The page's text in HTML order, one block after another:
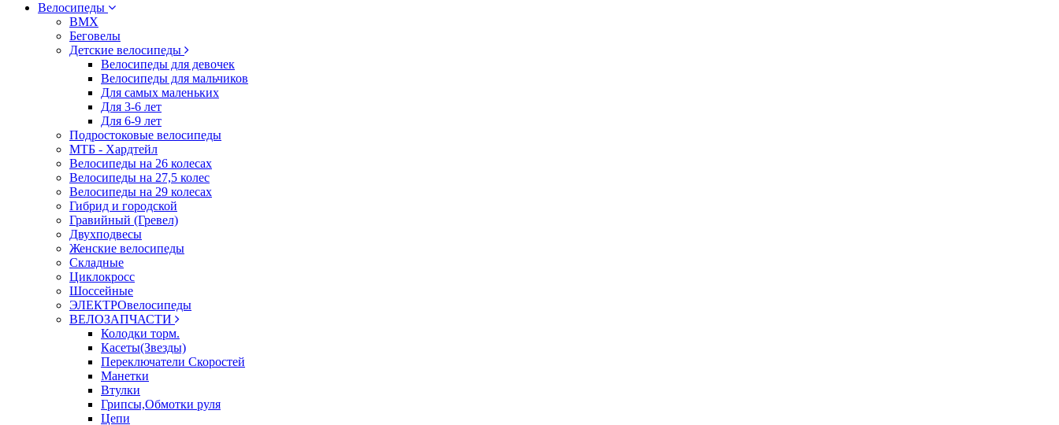
Велосипеды
BMX
Беговелы
Детские велосипеды
Велосипеды для девочек
Велосипеды для мальчиков
Для самых маленьких
Для 3-6 лет
Для 6-9 лет
Подростоковые велосипеды
МТБ - Хардтейл
Велосипеды на 26 колесах
Велосипеды на 27,5 колес
Велосипеды на 29 колесах
Гибрид и городской
Гравийный (Гревел)
Двухподвесы
Женские велосипеды
Складные
Циклокросс
Шоссейные
ЭЛЕКТРОвелосипеды
ВЕЛОЗАПЧАСТИ
Колодки торм.
Касеты(Звезды)
Переключатели Скоростей
Манетки
Втулки
Грипсы,Обмотки руля
Цепи